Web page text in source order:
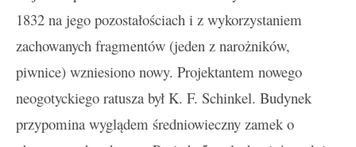
1832 na jego pozostałościach i z wykorzystaniem
zachowanych fragmentów (jeden z narożników,
piwnice) wzniesiono nowy. Projektantem nowego
neogotyckiego ratusza był K. F. Schinkel. Budynek
przypomina wyglądem średniowieczny zamek o